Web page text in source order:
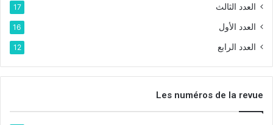
العدد الثالث 17
العدد الأول 16
العدد الرابع 12
Les numéros de la revue